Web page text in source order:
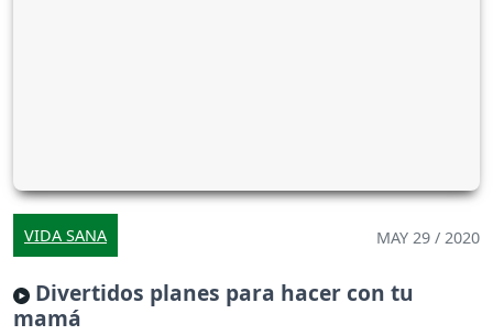
VIDA SANA MAY 29 / 2020
Divertidos planes para hacer con tu
mamá